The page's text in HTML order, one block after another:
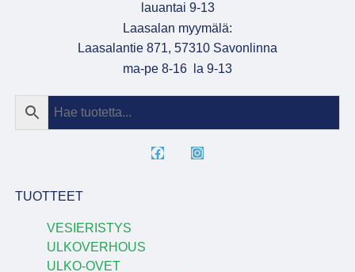
lauantai 9-13
Laasalan myymälä:
Laasalantie 871, 57310 Savonlinna
ma-pe 8-16 la 9-13
TUOTTEET
VESIERISTYS
ULKOVERHOUS
ULKO-OVET